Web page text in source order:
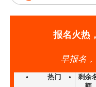
报名火热
早报名
热门
剩余
32人享助学金
时尚西点班23人 享助学金